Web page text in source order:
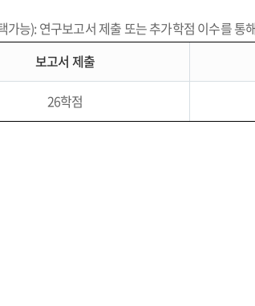
능): 연구보고서 제출 또는 추가학점 이수를 통
보고서 제출
26학점